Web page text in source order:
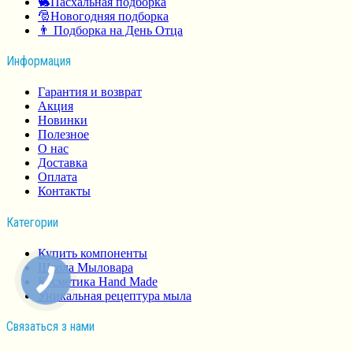
🎅Новогодняя подборка
👨 Подборка на День Отца
Информация
Гарантия и возврат
Акция
Новинки
Полезное
О нас
Доставка
Оплата
Контакты
Категории
Купить компоненты
Школа Мыловара
Косметика Hand Made
Уникальная рецептура мыла
Связаться з нами